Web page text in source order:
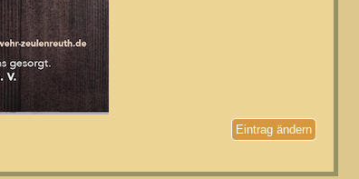
Eintrag ändern